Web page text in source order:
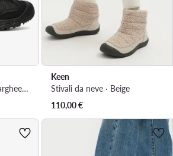
Scarpe da trekking · Targhee Iv Wp 1029827 · Nero
Keen
Stivali da neve · Beige
110,00€